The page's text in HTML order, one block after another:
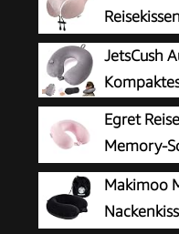
mit
Nackenhörnchen
Camping, Büro und
JetsCush
Egret
Memory-
Flugzeug,
Büro, mit
Makimoo